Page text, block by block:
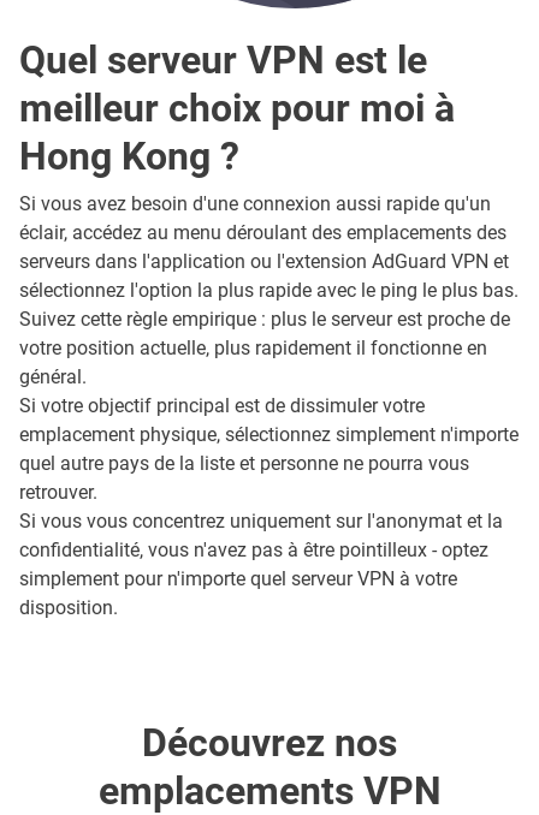
Quel serveur VPN est le
meilleur choix pour moi à
Hong Kong ?
Si vous avez besoin d'une connexion aussi rapide qu'un
éclair, accédez au menu déroulant des emplacements des
serveurs dans l'application ou l'extension AdGuard VPN et
sélectionnez l'option la plus rapide avec le ping le plus bas.
Suivez cette règle empirique : plus le serveur est proche de
votre position actuelle, plus rapidement il fonctionne en
général.
Si votre objectif principal est de dissimuler votre
emplacement physique, sélectionnez simplement n'importe
quel autre pays de la liste et personne ne pourra vous
retrouver.
Si vous vous concentrez uniquement sur l'anonymat et la
confidentialité, vous n'avez pas à être pointilleux - optez
simplement pour n'importe quel serveur VPN à votre
disposition.
Découvrez nos
emplacements VPN